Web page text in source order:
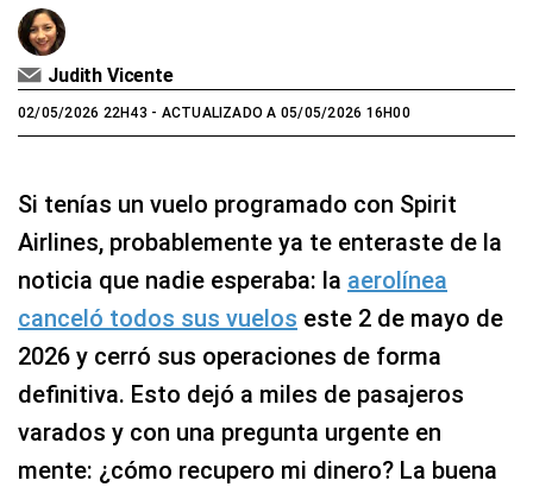
Judith Vicente
02/05/2026 22H43 - ACTUALIZADO A 05/05/2026 16H00
Si tenías un vuelo programado con Spirit
Airlines, probablemente ya te enteraste de la
noticia que nadie esperaba: la aerolínea
canceló todos sus vuelos este 2 de mayo de
2026 y cerró sus operaciones de forma
definitiva. Esto dejó a miles de pasajeros
varados y con una pregunta urgente en
mente: ¿cómo recupero mi dinero? La buena